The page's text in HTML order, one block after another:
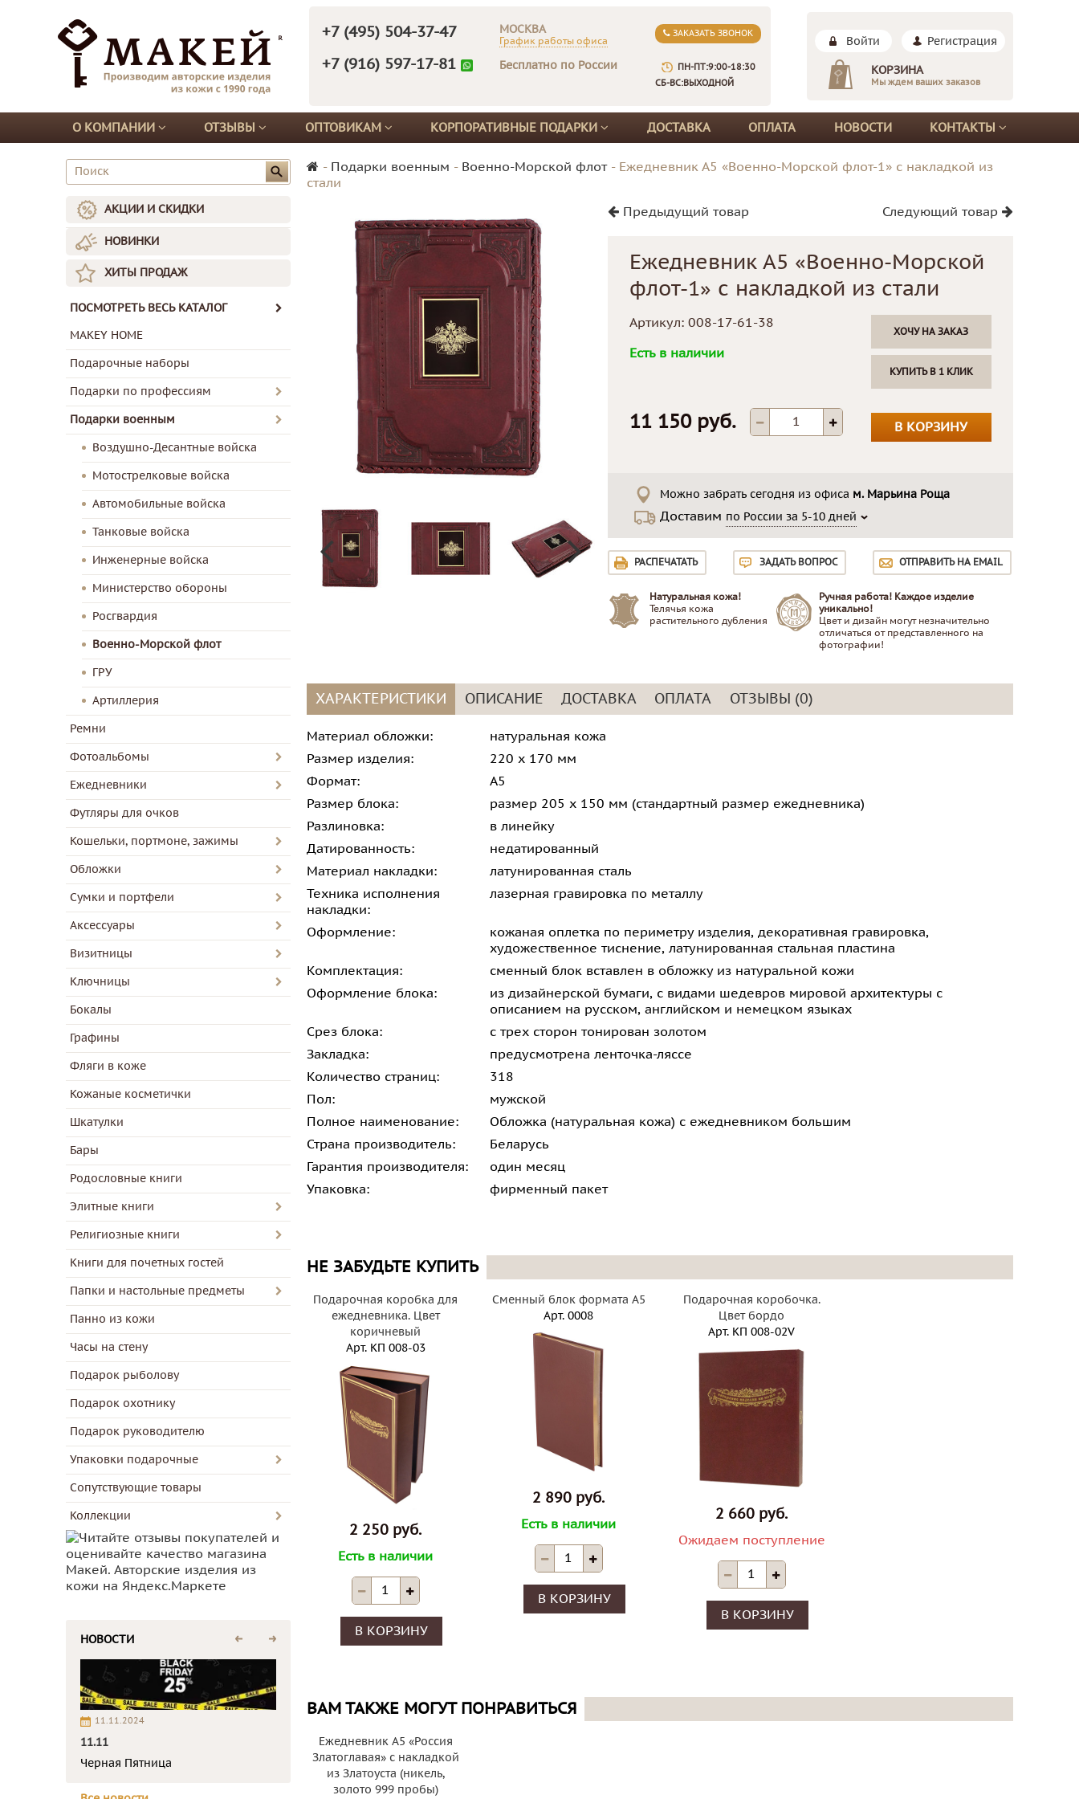
+7 (495) 504-37-47 МОСКВА
График работы офиса
+7 (916) 597-17-81 Бесплатно по России
ЗАКАЗАТЬ ЗВОНОК
ПН-ПТ:9:00-18:30
СБ-ВС:ВЫХОДНОЙ
Войти Регистрация
КОРЗИНА
Мы ждем ваших заказов
О КОМПАНИИ ОТЗЫВЫ ОПТОВИКАМ КОРПОРАТИВНЫЕ ПОДАРКИ ДОСТАВКА ОПЛАТА НОВОСТИ КОНТАКТЫ
АКЦИИ И СКИДКИ
НОВИНКИ
ХИТЫ ПРОДАЖ
ПОСМОТРЕТЬ ВЕСЬ КАТАЛОГ
MAKEY HOME
Подарочные наборы
Подарки по профессиям
Подарки военным
Воздушно-Десантные войска
Мотострелковые войска
Автомобильные войска
Танковые войска
Инженерные войска
Министерство обороны
Росгвардия
Военно-Морской флот
ГРУ
Артиллерия
Ремни
Фотоальбомы
Ежедневники
Футляры для очков
Кошельки, портмоне, зажимы
Обложки
Сумки и портфели
Аксессуары
Визитницы
Ключницы
Бокалы
Графины
Фляги в коже
Кожаные косметички
Шкатулки
Бары
Родословные книги
Элитные книги
Религиозные книги
Книги для почетных гостей
Папки и настольные предметы
Панно из кожи
Часы на стену
Подарок рыболову
Подарок охотнику
Подарок руководителю
Упаковки подарочные
Сопутствующие товары
Коллекции
НОВОСТИ
11.11.2024
11.11
Черная Пятница
- Подарки военным - Военно-Морской флот - Ежедневник А5 «Военно-Морской флот-1» с накладкой из
стали
Предыдущий товар
Следующий товар
Ежедневник А5 «Военно-Морской
флот-1» с накладкой из стали
Артикул: 008-17-61-38
Есть в наличии
11 150 руб.
ХОЧУ НА ЗАКАЗ
КУПИТЬ В 1 КЛИК
В КОРЗИНУ
Можно забрать сегодня из офиса м. Марьина Роща
Доставим по России за 5-10 дней
РАСПЕЧАТАТЬ ЗАДАТЬ ВОПРОС ОТПРАВИТЬ НА EMAIL
Натуральная кожа!
Телячья кожа
растительного дубления
Ручная работа! Каждое изделие
уникально!
Цвет и дизайн могут незначительно
отличаться от представленного на
фотографии!
ХАРАКТЕРИСТИКИ ОПИСАНИЕ ДОСТАВКА ОПЛАТА ОТЗЫВЫ (0)
Материал обложки:
натуральная кожа
Размер изделия:
220 х 170 мм
Формат:
А5
Размер блока:
размер 205 х 150 мм (стандартный размер ежедневника)
Разлиновка:
в линейку
Датированность:
недатированный
Материал накладки:
латунированная сталь
Техника исполнения
накладки:
лазерная гравировка по металлу
Оформление:
кожаная оплетка по периметру изделия, декоративная гравировка,
художественное тиснение, латунированная стальная пластина
Комплектация:
сменный блок вставлен в обложку из натуральной кожи
Оформление блока:
из дизайнерской бумаги, с видами шедевров мировой архитектуры с
описанием на русском, английском и немецком языках
Срез блока:
с трех сторон тонирован золотом
Закладка:
предусмотрена ленточка-ляссе
Количество страниц:
318
Пол:
мужской
Полное наименование:
Обложка (натуральная кожа) с ежедневником большим
Страна производитель:
Беларусь
Гарантия производителя:
один месяц
Упаковка:
фирменный пакет
НЕ ЗАБУДЬТЕ КУПИТЬ
Подарочная коробка для
ежедневника. Цвет
коричневый
Арт.КП 008-03
2 250 руб.
Есть в наличии
В КОРЗИНУ
Сменный блок формата А5
Арт. 0008
2 890 руб.
Есть в наличии
В КОРЗИНУ
Подарочная коробочка.
Цвет бордо
Арт. КП 008-02V
2 660 руб.
Ожидаем поступление
В КОРЗИНУ
ВАМ ТАКЖЕ МОГУТ ПОНРАВИТЬСЯ
Ежедневник А5 «Россия
Златоглавая» с накладкой
из Златоуста (никель,
золото 999 пробы)